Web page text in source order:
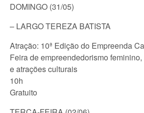
DOMINGO (31/05)
– LARGO TEREZA BATISTA
Atração: 10ª Edição do Empreenda
Feira de empreendedorismo
e atrações culturais
10h
Gratuito